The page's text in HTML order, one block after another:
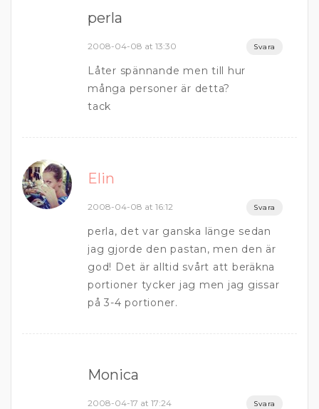
perla
2008-04-08 at 13:30 Svara
Låter spännande men till hur
många personer är detta?
tack
Elin
2008-04-08 at 16:12 Svara
perla, det var ganska länge sedan
jag gjorde den pastan, men den är
god! Det är alltid svårt att beräkna
portioner tycker jag men jag gissar
på 3-4 portioner.
Monica
2008-04-17 at 17:24 Svara